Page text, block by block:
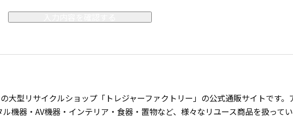
大型リサイクルショップ「トレジャーファクトリー」の公式通販サイトです。
機器・AV機器・インテリア・食器・置物など、様々なリユース商品を扱って